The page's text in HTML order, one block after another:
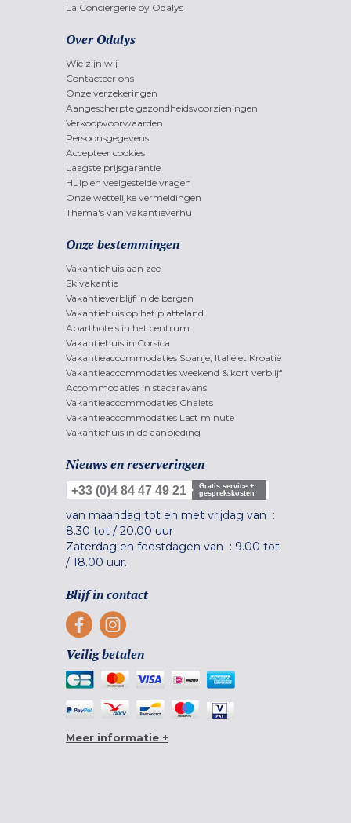
La Conciergerie by Odalys
Over Odalys
Wie zijn wij
Contacteer ons
Onze verzekeringen
Aangescherpte gezondheidsvoorzieningen
Verkoopvoorwaarden
Persoonsgegevens
Accepteer cookies
Laagste prijsgarantie
Hulp en veelgestelde vragen
Onze wettelijke vermeldingen
Thema's van vakantieverhu
Onze bestemmingen
Vakantiehuis aan zee
Skivakantie
Vakantieverblijf in de bergen
Vakantiehuis op het platteland
Aparthotels in het centrum
Vakantiehuis in Corsica
Vakantieaccommodaties Spanje, Italië et Kroatië
Vakantieaccommodaties weekend & kort verblijf
Accommodaties in stacaravans
Vakantieaccommodaties Chalets
Vakantieaccommodaties Last minute
Vakantiehuis in de aanbieding
Nieuws en reserveringen
+33 (0)4 84 47 49 21
Gratis service +
gesprekskosten
van maandag tot en met vrijdag van :
8.30 tot / 20.00 uur
Zaterdag en feestdagen van : 9.00 tot
/ 18.00 uur.
Blijf in contact
Veilig betalen
Meer informatie +